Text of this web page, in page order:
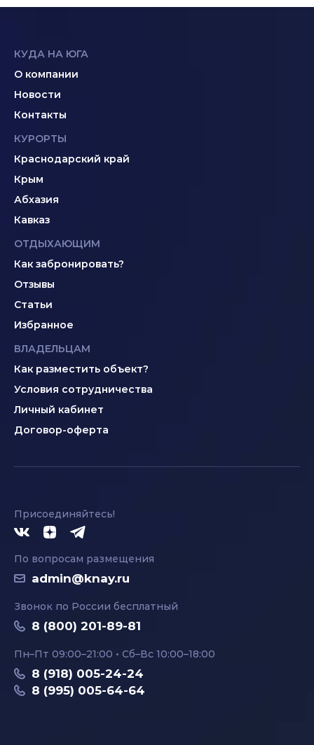
КУДА НА ЮГА
О компании
Новости
Контакты
КУРОРТЫ
Краснодарский край
Крым
Абхазия
Кавказ
ОТДЫХАЮЩИМ
Как забронировать?
Отзывы
Статьи
Избранное
ВЛАДЕЛЬЦАМ
Как разместить объект?
Условия сотрудничества
Личный кабинет
Договор-оферта
Присоединяйтесь!
По вопросам размещения
admin@knay.ru
Звонок по России бесплатный
8 (800) 201-89-81
Пн–Пт 09:00–21:00 • Сб–Вс 10:00–18:00
8 (918) 005-24-24
8 (995) 005-64-64